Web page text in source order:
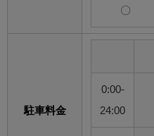
〇
駐車料金
0:00-
24:00